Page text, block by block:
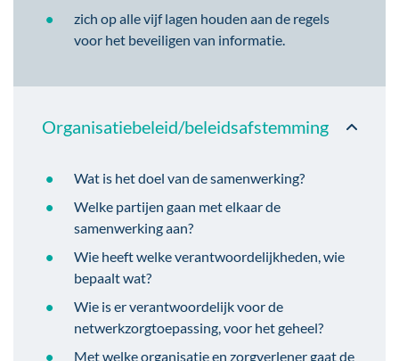
zich op alle vijf lagen houden aan de regels
voor het beveiligen van informatie.
Organisatiebeleid/beleidsafstemming
Wat is het doel van de samenwerking?
Welke partijen gaan met elkaar de
samenwerking aan?
Wie heeft welke verantwoordelijkheden, wie
bepaalt wat?
Wie is er verantwoordelijk voor de
netwerkzorgtoepassing, voor het geheel?
Met welke organisatie en zorgverlener gaat de